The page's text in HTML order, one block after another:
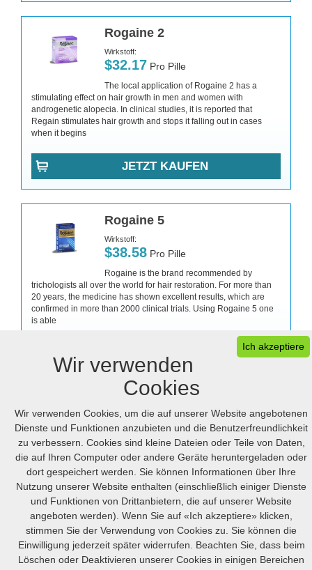
Rogaine 2
Wirkstoff:
$32.17 Pro Pille
The local application of Rogaine 2 has a
stimulating effect on hair growth in men and women with
androgenetic alopecia. In clinical studies, it is reported that
Regain stimulates hair growth and stops it falling out in cases
when it begins
JETZT KAUFEN
Rogaine 5
Wirkstoff:
$38.58 Pro Pille
Rogaine is the brand recommended by
trichologists all over the world for hair restoration. For more than
20 years, the medicine has shown excellent results, which are
confirmed in more than 2000 clinical trials. Using Rogaine 5 one
is able
JETZT KAUFEN
Ihr Warenkorb FAQ Desktop version
© 2005-2026 Online.hellpinmeds24.net. Alle Rechte Vorbehalten
Online.hellpinmeds24.net Ltd. is licensed online pharmacy.
International license number 054-23180876 issued 05/21/2025.
US:+1 (888) 243-74-06 GB:+44 (800) 041-87-44
CA
+1 (778) 200-7422 +61 (291) 586-524
Ich akzeptiere
Wir verwenden
Cookies
Wir verwenden Cookies, um die auf unserer Website angebotenen
Dienste und Funktionen anzubieten und die Benutzerfreundlichkeit
zu verbessern. Cookies sind kleine Dateien oder Teile von Daten,
die auf Ihren Computer oder andere Geräte heruntergeladen oder
dort gespeichert werden. Sie können Informationen über Ihre
Nutzung unserer Website enthalten (einschließlich einiger Dienste
und Funktionen von Drittanbietern, die auf unserer Website
angeboten werden). Wenn Sie auf «Ich akzeptiere» klicken,
stimmen Sie der Verwendung von Cookies zu. Sie können die
Einwilligung jederzeit später widerrufen. Beachten Sie, dass beim
Löschen oder Deaktivieren unserer Cookies in einigen Bereichen